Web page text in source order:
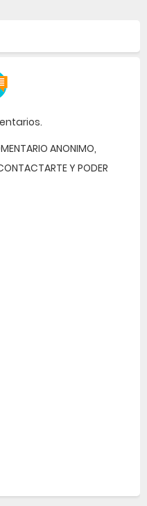
ANONIMO,
Y PODER